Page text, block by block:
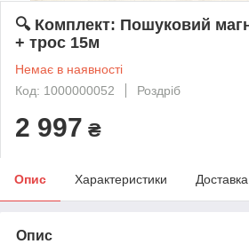
🔍 Комплект: Пошуковий
+ трос 15м
Немає в наявності
Код: 1000000052
Роздріб
2 997 ₴
Опис Характеристики Доставка
Опис